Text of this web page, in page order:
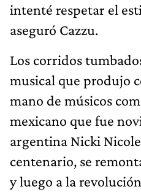
intenté respetar el
aseguró Cazzu.
Los corridos
musical que produjo
mano de músicos
mexicano que fue
argentina Nicki
centenario, se
y luego a la